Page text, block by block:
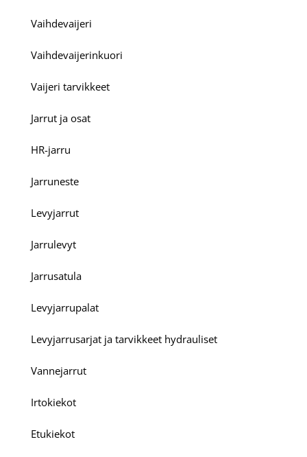
Vaihdevaijeri
Vaihdevaijerinkuori
Vaijeri tarvikkeet
Jarrut ja osat
HR-jarru
Jarruneste
Levyjarrut
Jarrulevyt
Jarrusatula
Levyjarrupalat
Levyjarrusarjat ja tarvikkeet hydrauliset
Vannejarrut
Irtokiekot
Etukiekot